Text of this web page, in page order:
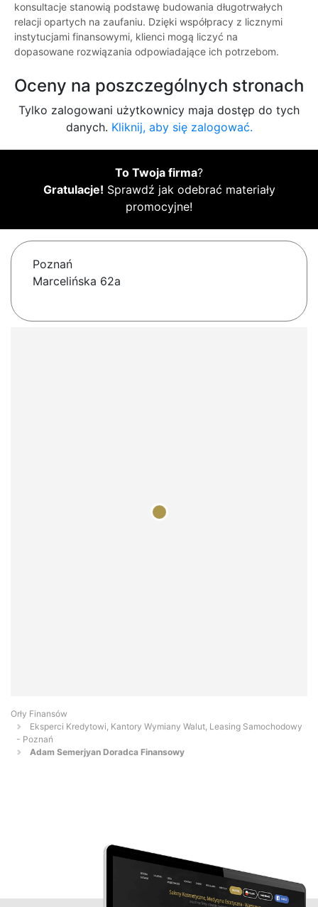
konsultacje stanowią podstawę budowania długotrwałych
relacji opartych na zaufaniu. Dzięki współpracy z licznymi
instytucjami finansowymi, klienci mogą liczyć na
dopasowane rozwiązania odpowiadające ich potrzebom.
Oceny na poszczególnych stronach
Tylko zalogowani użytkownicy maja dostęp do tych
danych. Kliknij, aby się zalogować.
To Twoja firma?
Gratulacje! Sprawdź jak odebrać materiały
promocyjne!
Poznań
Marcelińska 62a
Orły Finansów
Eksperci Kredytowi, Kantory Wymiany Walut, Leasing Samochodowy
- Poznań
Adam Semerjyan Doradca Finansowy